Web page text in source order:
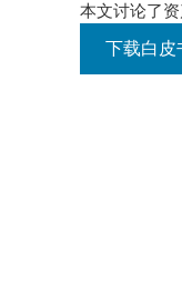
本文讨论了
下载白皮